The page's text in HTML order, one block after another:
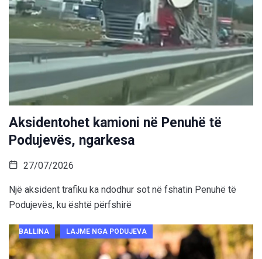
Aksidentohet kamioni në Penuhë të
Podujevës, ngarkesa
27/07/2026
Një aksident trafiku ka ndodhur sot në fshatin Penuhë të
Podujevës, ku është përfshirë
BALLINA LAJME NGA PODUJEVA